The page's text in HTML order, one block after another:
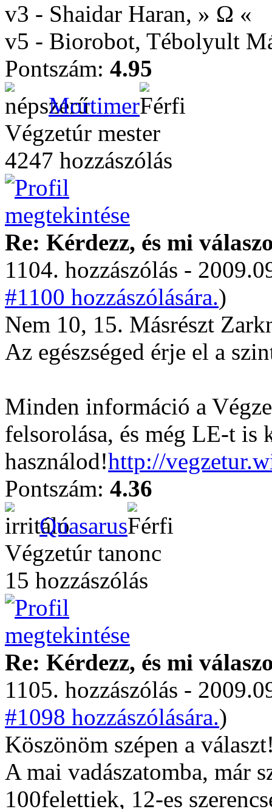
v3 - Shaidar Haran, » Ω «
v5 - Biorobot, Tébolyult
Pontszám: 4.95
Mortimer
Végzetúr mester
4247 hozzászólás
Re: Kérdezz, és mi
1104. hozzászólás -
#1100 hozzászólására.)
Nem 10, 15. Másrészt
Az egészséged érje el a
Minden információ a
felsorolása, és még LE-t is
használod!http://
Pontszám: 4.36
Quasarus
Végzetúr tanonc
15 hozzászólás
Re: Kérdezz, és mi
1105. hozzászólás -
#1098 hozzászólására.)
Köszönöm szépen a
A mai vadászatomba, már
100felettiek, 12-es